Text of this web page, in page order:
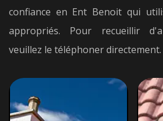
confiance en Ent Benoit qui
appropriés. Pour recueillir
veuillez le téléphoner directement.